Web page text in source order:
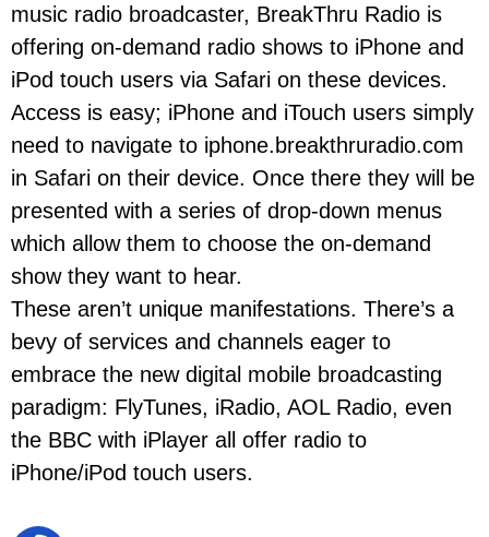
music radio broadcaster, BreakThru Radio is
offering on-demand radio shows to iPhone and
iPod touch users via Safari on these devices.
Access is easy; iPhone and iTouch users simply
need to navigate to iphone.breakthruradio.com
in Safari on their device. Once there they will be
presented with a series of drop-down menus
which allow them to choose the on-demand
show they want to hear.
These aren’t unique manifestations. There’s a
bevy of services and channels eager to
embrace the new digital mobile broadcasting
paradigm: FlyTunes, iRadio, AOL Radio, even
the BBC with iPlayer all offer radio to
iPhone/iPod touch users.